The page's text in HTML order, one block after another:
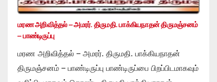
மரண அறிவித்தல் – அமரர். திருமதி. பாக்கியநாதன் திருமஞ்சனம்
– பாண்டிருப்பு
மரண அறிவித்தல் – அமரர். திருமதி. பாக்கியநாதன்
திருமஞ்சனம் – பாண்டிருப்பு பாண்டிருப்பை பிறப்பிடமாகவும்